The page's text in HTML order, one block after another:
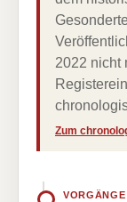
2022 nicht
Zum